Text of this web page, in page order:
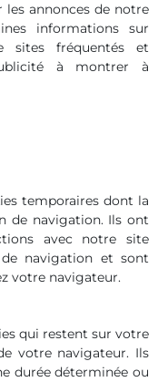
annonces de notre
informations sur
sites fréquentés et
à montrer à
temporaires dont la
de navigation. Ils ont
avec notre site
navigation et sont
votre navigateur.
qui restent sur votre
votre navigateur. Ils
durée déterminée ou